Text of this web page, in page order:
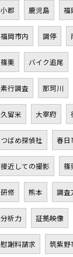
小郡 鹿児島 福
福岡市内 調停
篠栗 バイク追尾
素行調査 那珂川
久留米 大宰府
つばめ探偵社 春日
接近しての撮影 篠
研修 熊本 調査
分析力 証拠映像
慰謝料請求 筑紫野